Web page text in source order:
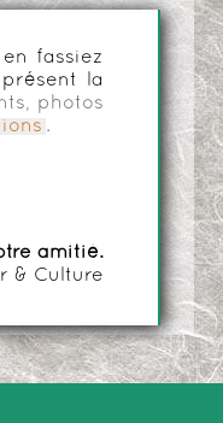
fassiez
la
photos
.
amitié.
& Culture